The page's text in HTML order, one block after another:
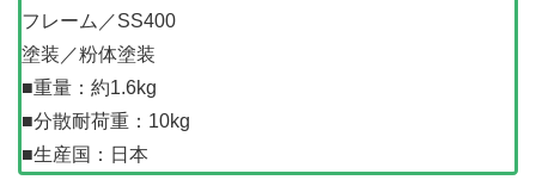
フレーム／SS400
塗装／粉体塗装
■重量：約1.6kg
■分散耐荷重：10kg
■生産国：日本